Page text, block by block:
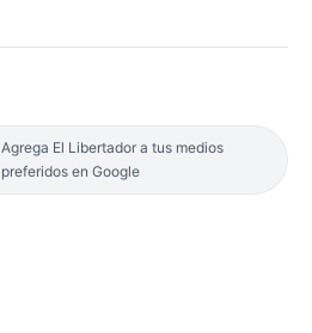
Agrega El Libertador a tus medios
preferidos en Google